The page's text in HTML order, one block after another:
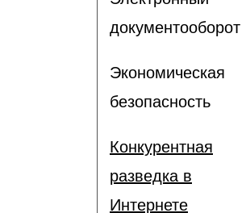
документооборот
Экономическая
безопасность
Конкурентная
разведка в
Интернете